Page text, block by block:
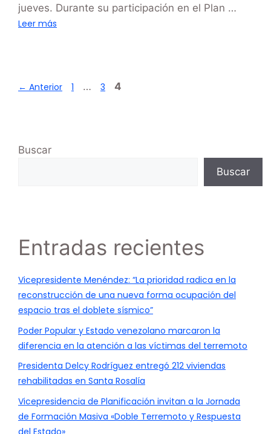
jueves. Durante su participación en el Plan …
Leer más
← Anterior 1 … 3 4
Buscar
Buscar
Entradas recientes
Vicepresidente Menéndez: “La prioridad radica en la
reconstrucción de una nueva forma ocupación del
espacio tras el doblete sísmico”
Poder Popular y Estado venezolano marcaron la
diferencia en la atención a las víctimas del terremoto
Presidenta Delcy Rodríguez entregó 212 viviendas
rehabilitadas en Santa Rosalía
Vicepresidencia de Planificación invitan a la Jornada
de Formación Masiva «Doble Terremoto y Respuesta
del Estado»